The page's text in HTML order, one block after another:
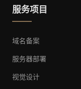
服务项目
域名备案
服务器部署
视觉设计